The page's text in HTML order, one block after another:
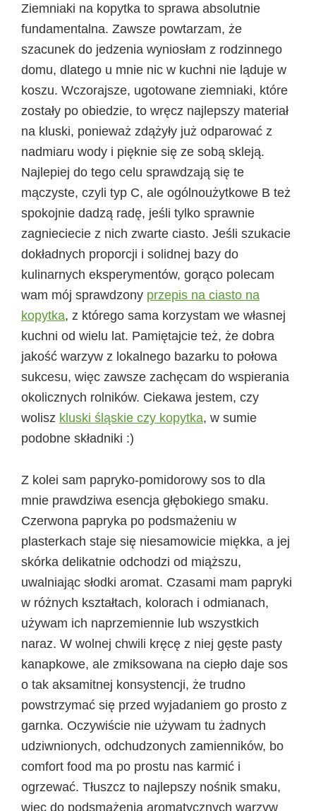
Ziemniaki na kopytka to sprawa absolutnie
fundamentalna. Zawsze powtarzam, że
szacunek do jedzenia wyniosłam z rodzinnego
domu, dlatego u mnie nic w kuchni nie ląduje w
koszu. Wczorajsze, ugotowane ziemniaki, które
zostały po obiedzie, to wręcz najlepszy materiał
na kluski, ponieważ zdążyły już odparować z
nadmiaru wody i pięknie się ze sobą skleją.
Najlepiej do tego celu sprawdzają się te
mączyste, czyli typ C, ale ogólnoużytkowe B też
spokojnie dadzą radę, jeśli tylko sprawnie
zagnieciecie z nich zwarte ciasto. Jeśli szukacie
dokładnych proporcji i solidnej bazy do
kulinarnych eksperymentów, gorąco polecam
wam mój sprawdzony przepis na ciasto na
kopytka, z którego sama korzystam we własnej
kuchni od wielu lat. Pamiętajcie też, że dobra
jakość warzyw z lokalnego bazarku to połowa
sukcesu, więc zawsze zachęcam do wspierania
okolicznych rolników. Ciekawa jestem, czy
wolisz kluski śląskie czy kopytka, w sumie
podobne składniki :)
Z kolei sam papryko-pomidorowy sos to dla
mnie prawdziwa esencja głębokiego smaku.
Czerwona papryka po podsmażeniu w
plasterkach staje się niesamowicie miękka, a jej
skórka delikatnie odchodzi od miąższu,
uwalniając słodki aromat. Czasami mam papryki
w różnych kształtach, kolorach i odmianach,
używam ich naprzemiennie lub wszystkich
naraz. W wolnej chwili kręcę z niej gęste pasty
kanapkowe, ale zmiksowana na ciepło daje sos
o tak aksamitnej konsystencji, że trudno
powstrzymać się przed wyjadaniem go prosto z
garnka. Oczywiście nie używam tu żadnych
udziwnionych, odchudzonych zamienników, bo
comfort food ma po prostu nas karmić i
ogrzewać. Tłuszcz to najlepszy nośnik smaku,
więc do podsmażenia aromatycznych warzyw